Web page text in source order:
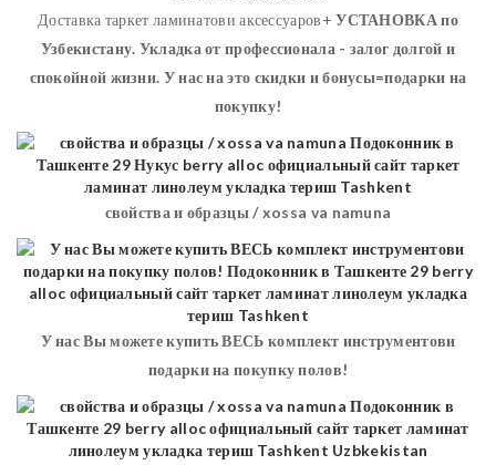
Доставка таркет ламинатови аксессуаров+УСТАНОВКАпо
Узбекистану. Укладка от профессионала - залог долгой и
спокойной жизни. У нас на это скидки и бонусы=подарки на
покупку!
свойства и образцы / xossa va namuna
У нас Вы можете купить ВЕСЬ комплект инструментови
подарки на покупку полов!